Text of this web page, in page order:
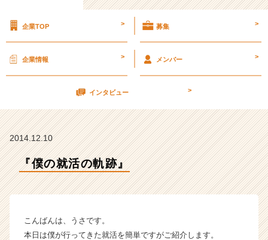
社
デ
ン
の
イ
ラ
イ
企業TOP > 募集 >
企業情報 > メンバー >
インタビュー >
2014.12.10
『僕の就活の軌跡』
こんばんは、うさです。
本日は僕が行ってきた就活を簡単ですがご紹介します。